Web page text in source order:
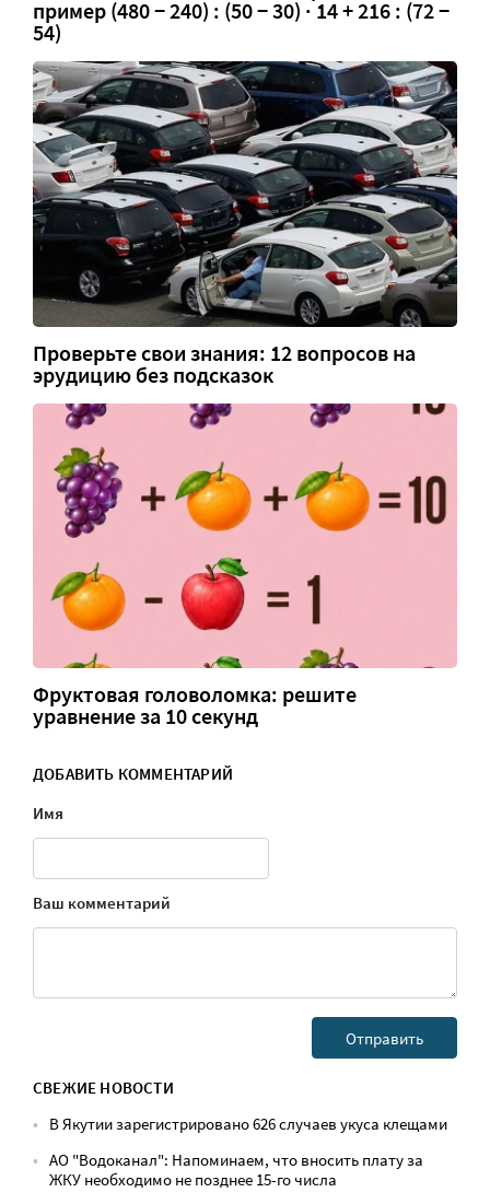
пример (480 − 240) : (50 − 30) · 14 + 216 : (72 −
54)
Проверьте свои знания: 12 вопросов на
эрудицию без подсказок
Фруктовая головоломка: решите
уравнение за 10 секунд
ДОБАВИТЬ КОММЕНТАРИЙ
Имя
Ваш комментарий
СВЕЖИЕ НОВОСТИ
В Якутии зарегистрировано 626 случаев укуса клещами
АО "Водоканал": Напоминаем, что вносить плату за
ЖКУ необходимо не позднее 15-го числа